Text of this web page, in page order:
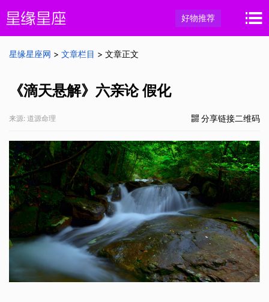
好物推荐
星缘星座网 > 文章栏目 > 文章正文
《滴天悬解》六亲论 假化
来源: 道源命理 分享链接二维码